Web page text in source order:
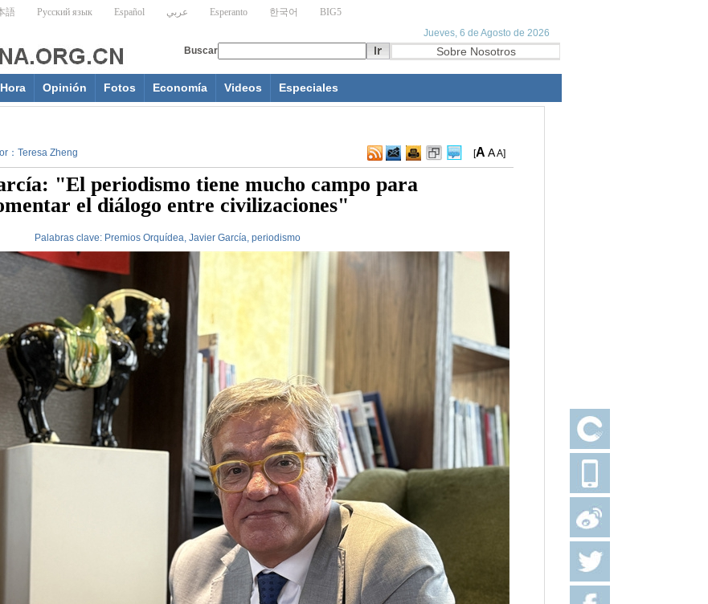
Opinión Fotos Economía Videos Especiales
：Teresa Zheng [A AA]
"El periodismo tiene mucho campo para
el diálogo entre civilizaciones"
Palabras clave: Premios Orquídea, Javier García, periodismo